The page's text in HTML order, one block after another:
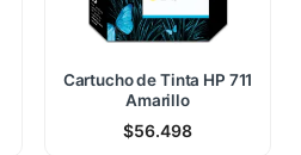
Cartucho de Tinta HP 711
Amarillo
$56.498